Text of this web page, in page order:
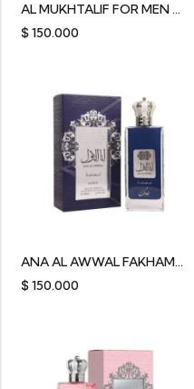
AL MUKHTALIF FOR MEN NUSUK
$150.000
ANA AL AWWAL FAKHAMA NUSUK
$150.000